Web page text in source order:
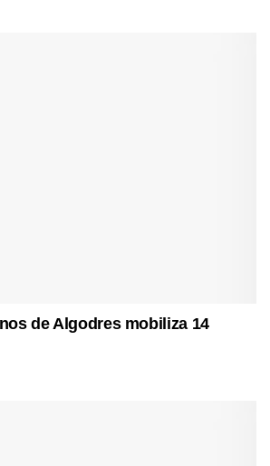
de Algodres mobiliza 14